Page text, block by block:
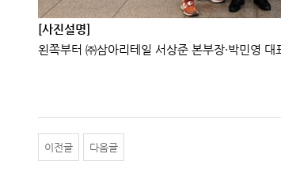
[사진설명]
왼쪽부터 ㈜삼아리테일 서상준 본부장·박민영
이전글 다음글